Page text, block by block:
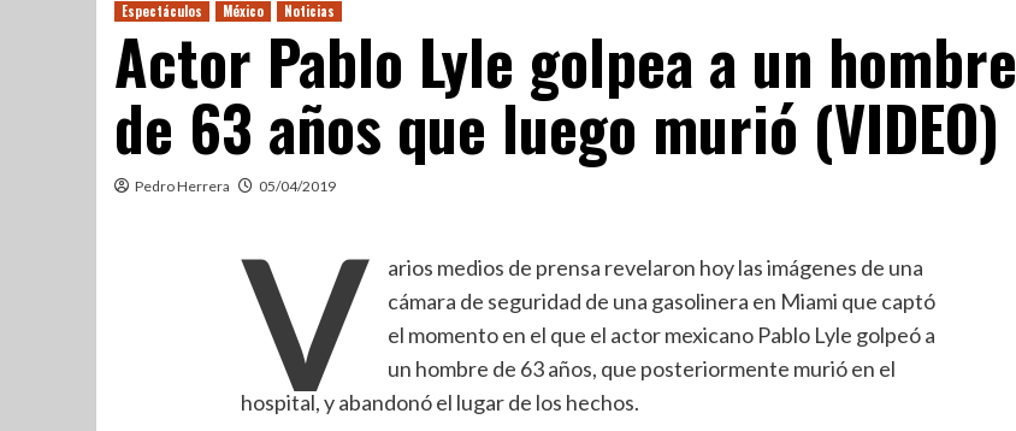
Espectáculos México Noticias
Actor Pablo Lyle golpea a un hombre
de 63 años que luego murió (VIDEO)
Pedro Herrera 05/04/2019
V
arios medios de prensa revelaron hoy las imágenes de una
cámara de seguridad de una gasolinera en Miami que captó
el momento en el que el actor mexicano Pablo Lyle golpeó a
un hombre de 63 años, que posteriormente murió en el
hospital, y abandonó el lugar de los hechos.